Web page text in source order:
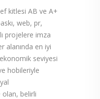
kitlesi AB ve A+
web, pr,
projelere imza
alanında en iyi
seviyesi
hobileriyle
olan, belirli